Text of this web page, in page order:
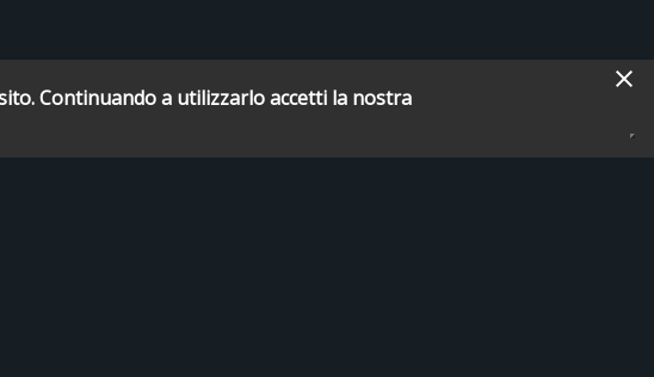
Continuando a utilizzarlo accetti la nostra